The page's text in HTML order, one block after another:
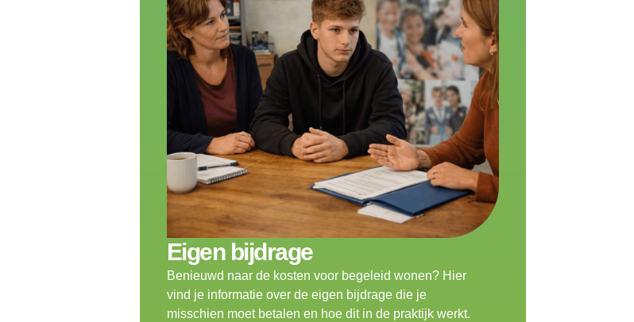
Eigen bijdrage
Benieuwd naar de kosten voor begeleid wonen? Hier
vind je informatie over de eigen bijdrage die je
misschien moet betalen en hoe dit in de praktijk werkt.